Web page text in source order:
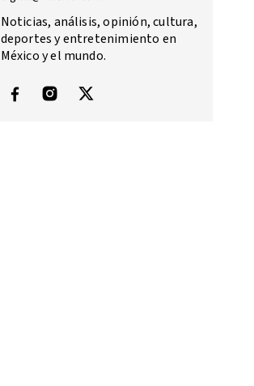
Noticias, análisis, opinión, cultura,
deportes y entretenimiento en
México y el mundo.